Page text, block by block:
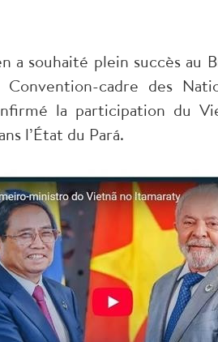
souhaité plein succès au
cadre des
la participation du
l’État du Pará.